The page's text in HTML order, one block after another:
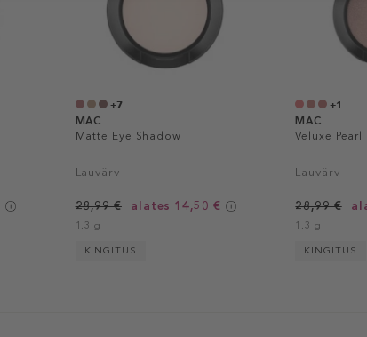
+7
MAC
Matte Eye Shadow
Lauvärv
28,99 € alates 14,50 €
1.3 g
KINGITUS
+1
MAC
Veluxe
Lauvärv
28,99 €
1.3 g
KINGITUS